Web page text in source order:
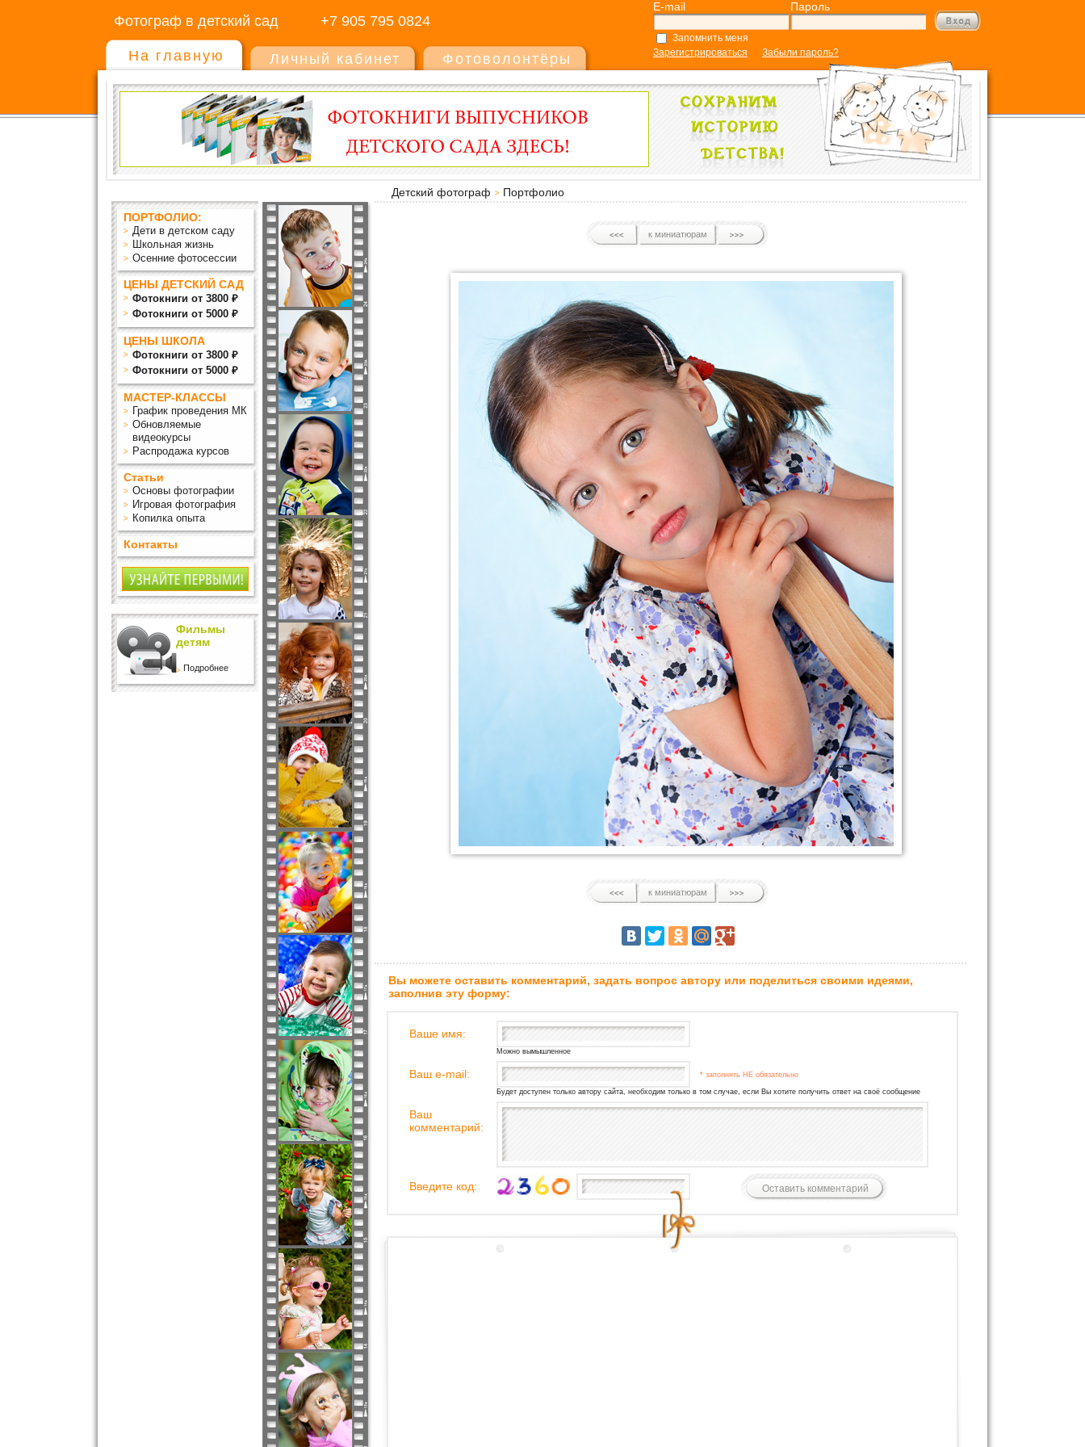
Фотограф в детский сад +7 905 795 0824
E-mail Пароль
Запомнить меня
Зарегистрироваться
Забыли пароль?
На главную Личный кабинет Фотоволонтёры
Детский фотограф
Портфолио
ПОРТФОЛИО:
Дети в детском саду
Школьная жизнь
Осенние фотосессии
ЦЕНЫ ДЕТСКИЙ САД
Фотокниги от 3800 ₽
Фотокниги от 5000 ₽
ЦЕНЫ ШКОЛА
Фотокниги от 3800 ₽
Фотокниги от 5000 ₽
МАСТЕР-КЛАССЫ
График проведения МК
Обновляемые
видеокурсы
Распродажа курсов
Статьи
Основы фотографии
Игровая фотография
Копилка опыта
Контакты
Фильмы
детям
Подробнее
к миниатюрам
к миниатюрам
Вы можете оставить комментарий, задать вопрос автору или поделиться своими идеями,
заполнив эту форму:
Ваше имя:
Можно вымышленное
Ваш e-mail: * заполнять НЕ обязательно
Будет доступен только автору сайта, необходим только в том случае, если Вы хотите получить ответ на своё сообщение
Ваш
комментарий:
Введите код: